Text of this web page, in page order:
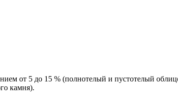
от 5 до 15 % (полнотелый и пустотелый
камня).